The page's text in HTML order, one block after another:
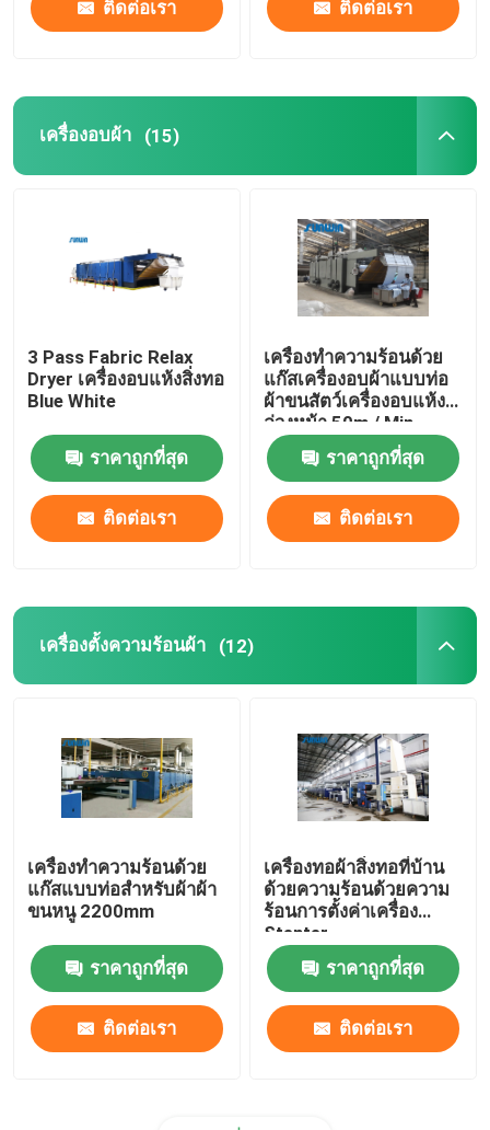
เครื่องอบผ้า
เครื่องทำลมแห้ง
ติดต่อเรา ติดต่อเรา
เครื่องอบผ้า (15)
3 Pass Fabric Relax
Dryer เครื่องอบแห้งสิ่งทอ
Blue White
ราคาถูกที่สุด
ติดต่อเรา
เครื่องทำความร้อนด้วย
แก๊สเครื่องอบผ้าแบบท่อ
ผ้าขนสัตว์เครื่องอบแห้ง
ล่วงหน้า 50m / Min
ราคาถูกที่สุด
ติดต่อเรา
เครื่องตั้งความร้อนผ้า (12)
เครื่องทำความร้อนด้วย
แก๊สแบบท่อสำหรับผ้าผ้า
ขนหนู 2200mm
ราคาถูกที่สุด
ติดต่อเรา
เครื่องทอผ้าสิ่งทอที่บ้าน
ด้วยความร้อนด้วยความ
ร้อนการตั้งค่าเครื่อง
Stenter
ราคาถูกที่สุด
ติดต่อเรา